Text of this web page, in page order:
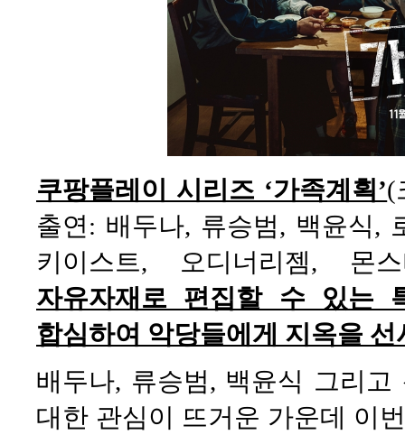
쿠팡플레이 시리즈 ‘가족계획’(
출연: 배두나, 류승범, 백윤식,
키이스트, 오디너리젬, 몬
자유자재로 편집할 수 있는
합심하여 악당들에게 지옥을
배두나, 류승범, 백윤식 그리
대한 관심이 뜨거운 가운데 이